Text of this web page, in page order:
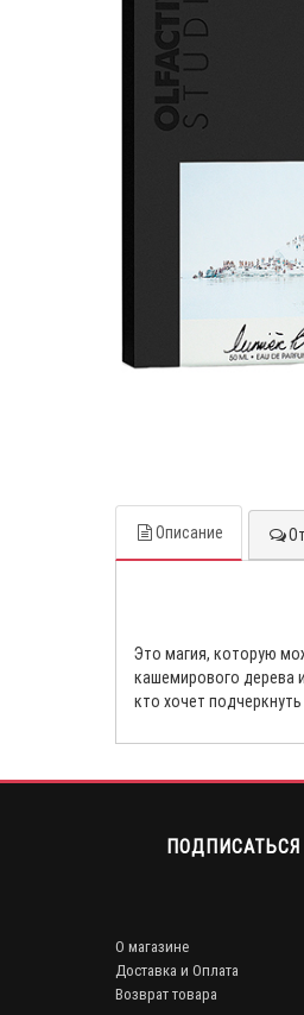
Описание
Это магия, которую
кашемирового дерева
кто хочет
О магазине
Доставка и Оплата
Возврат товара